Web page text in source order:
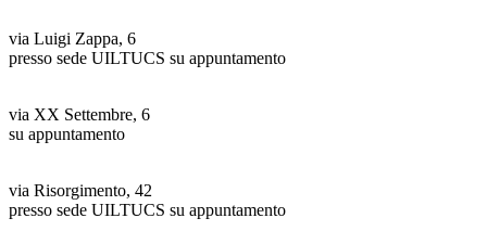
via Luigi Zappa, 6
presso sede UILTUCS su appuntamento
via XX Settembre, 6
su appuntamento
via Risorgimento, 42
presso sede UILTUCS su appuntamento